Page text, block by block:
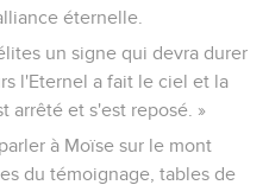
éternelle.
un signe qui devra durer
l'Eternel a fait le ciel et la
arrêté et s'est reposé. »
à Moïse sur le mont
du témoignage, tables de